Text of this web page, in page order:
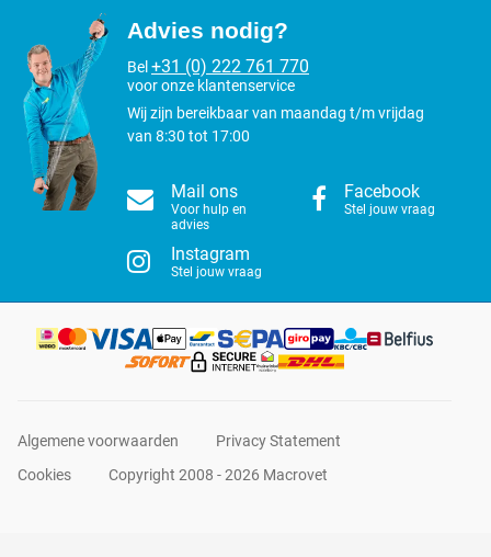
Advies nodig?
Bel +31 (0) 222 761 770
voor onze klantenservice
Wij zijn bereikbaar van maandag t/m vrijdag
van 8:30 tot 17:00
Mail ons
Voor hulp en
advies
Facebook
Stel jouw vraag
Instagram
Stel jouw vraag
Algemene voorwaarden
Privacy Statement
Cookies
Copyright 2008 - 2026 Macrovet